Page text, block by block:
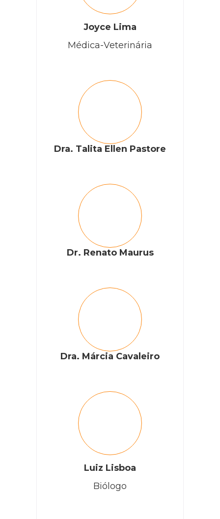
Joyce Lima
Médica-Veterinária
Dra. Talita Ellen Pastore
Dr. Renato Maurus
Dra. Márcia Cavaleiro
Luiz Lisboa
Biólogo